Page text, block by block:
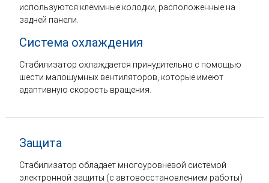
используются клеммные колодки, расположенные на
задней панели.
Система охлаждения
Стабилизатор охлаждается принудительно с помощью
шести малошумных вентиляторов, которые имеют
адаптивную скорость вращения.
Защита
Стабилизатор обладает многоуровневой системой
электронной защиты (с автовосстановлением работы)